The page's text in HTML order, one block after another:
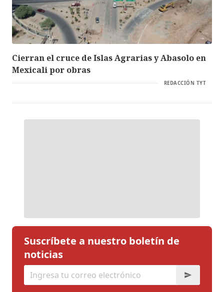
Cierran el cruce de Islas Agrarias y Abasolo en
Mexicali por obras
REDACCIÓN TYT
Suscríbete a nuestro boletín de
noticias